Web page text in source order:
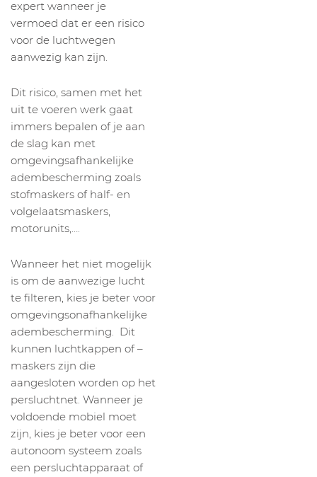
expert wanneer je
vermoed dat er een risico
voor de luchtwegen
aanwezig kan zijn.
Dit risico, samen met het
uit te voeren werk gaat
immers bepalen of je aan
de slag kan met
omgevingsafhankelijke
adembescherming zoals
stofmaskers of half- en
volgelaatsmaskers,
motorunits,….
Wanneer het niet mogelijk
is om de aanwezige lucht
te filteren, kies je beter voor
omgevingsonafhankelijke
adembescherming. Dit
kunnen luchtkappen of –
maskers zijn die
aangesloten worden op het
persluchtnet. Wanneer je
voldoende mobiel moet
zijn, kies je beter voor een
autonoom systeem zoals
een persluchtapparaat of